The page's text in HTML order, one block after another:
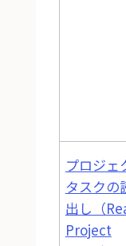
プロジェ
タスクの
出し（
Project